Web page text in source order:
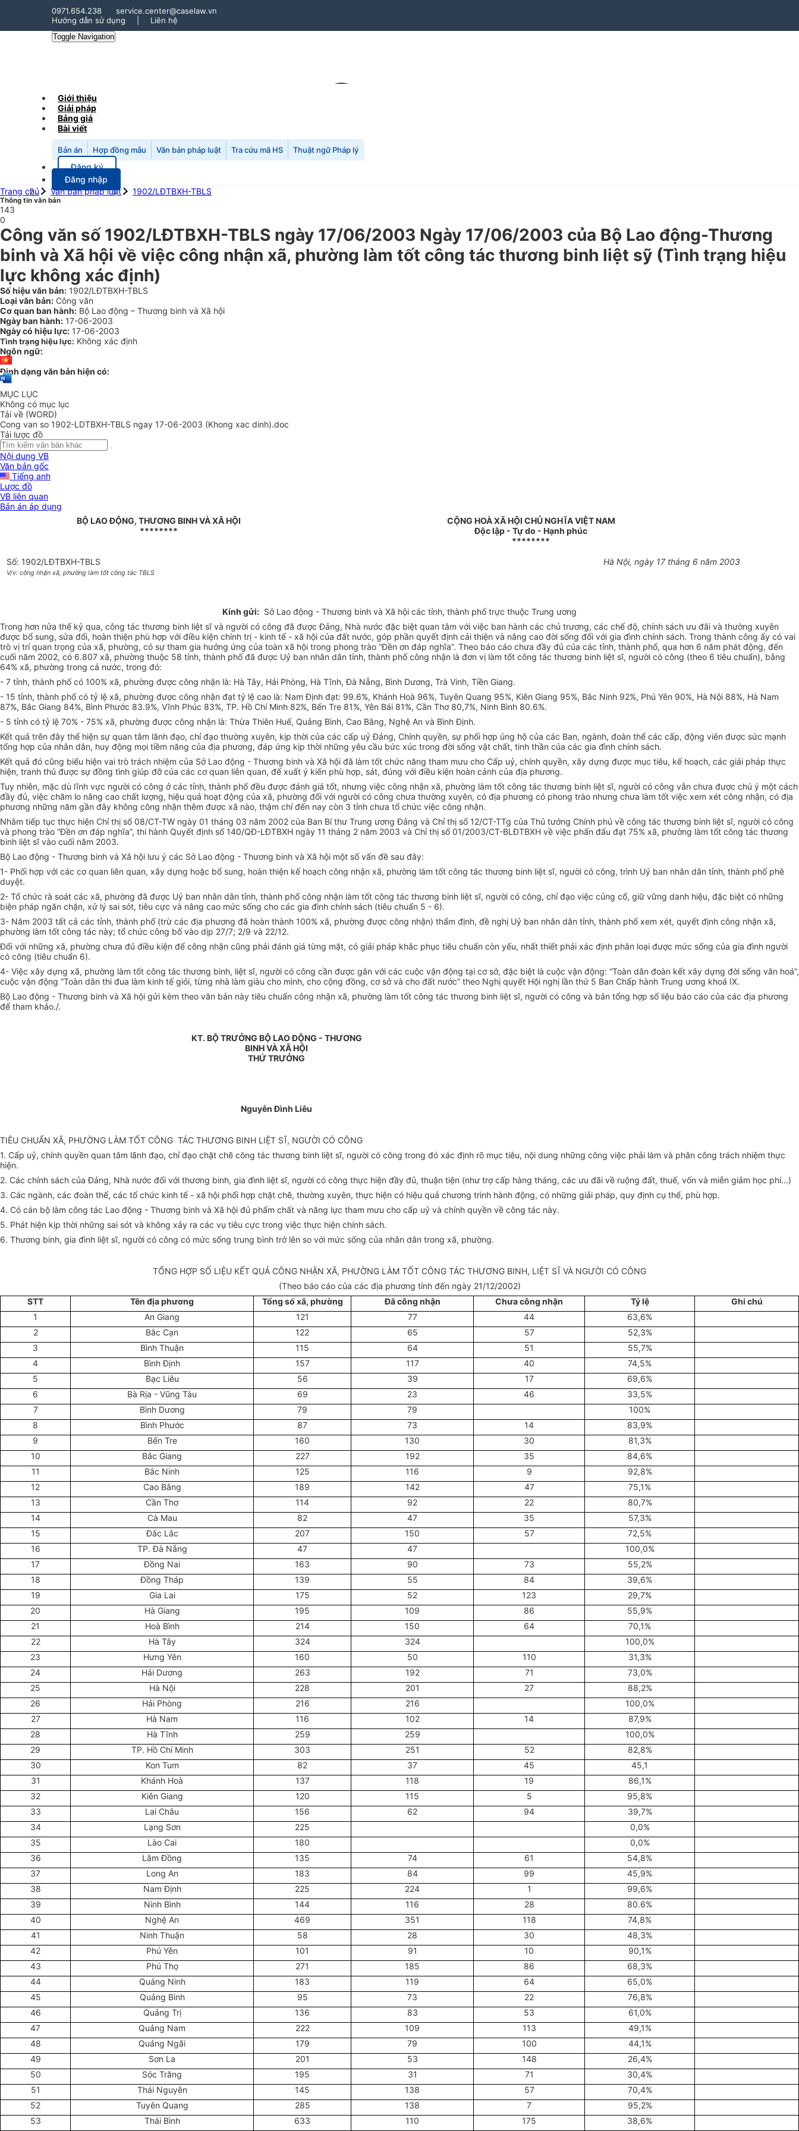
0971.654.238
service.center@caselaw.vn
Hướng dẫn sử dụng
Liên hệ
Toggle Navigation
Giới thiệu
Giải pháp
Bảng giá
Bài viết
Bản án Hợp đồng mẫu Văn bản pháp luật Tra cứu mã HS Thuật ngữ Pháp lý
Đăng ký
Đăng nhập
Trang chủ
Văn bản pháp luật 1902/LĐTBXH-TBLS
Thông tin văn bản
143
0
Công văn số 1902/LĐTBXH-TBLS ngày 17/06/2003 Ngày 17/06/2003 của Bộ Lao động-Thương
binh và Xã hội về việc công nhận xã, phường làm tốt công tác thương binh liệt sỹ (Tình trạng hiệu
lực không xác định)
Số hiệu văn bản: 1902/LĐTBXH-TBLS
Loại văn bản: Công văn
Cơ quan ban hành: Bộ Lao động – Thương binh và Xã hội
Ngày ban hành: 17-06-2003
Ngày có hiệu lực: 17-06-2003
Tình trạng hiệu lực: Không xác định
Ngôn ngữ:
Định dạng văn bản hiện có:
MỤC LỤC
Không có mục lục
Tải về (WORD)
Cong van so 1902-LDTBXH-TBLS ngay 17-06-2003 (Khong xac dinh).doc
Tải lược đồ
Nội dung VB
Văn bản gốc
Tiếng anh
Lược đồ
VB liên quan
Bản án áp dụng
BỘ LAO ĐỘNG, THƯƠNG BINH VÀ XÃ HỘI
********
CỘNG HOÀ XÃ HỘI CHỦ NGHĨA VIỆT NAM
Độc lập - Tự do - Hạnh phúc
********
Số: 1902/LĐTBXH-TBLS
V/v: công nhận xã, phường làm tốt công tác TBLS
Hà Nội, ngày 17 tháng 6 năm 2003
Kính gửi: Sở Lao động - Thương binh và Xã hội các tỉnh, thành phố trực thuộc Trung ương
Trong hơn nửa thế kỷ qua, công tác thương binh liệt sĩ và người có công đã được Đảng, Nhà nước đặc biệt quan tâm với việc ban hành các chủ trương, các chế độ, chính sách ưu đãi và thường xuyên
được bổ sung, sửa đổi, hoàn thiện phù hợp với điều kiện chính trị - kinh tế - xã hội của đất nước, góp phần quyết định cải thiện và nâng cao đời sống đối với gia đình chính sách. Trong thành công ấy có vai
trò vị trí quan trọng của xã, phường, có sự tham gia hưởng ứng của toàn xã hội trong phong trào “Đền ơn đáp nghĩa”. Theo báo cáo chưa đầy đủ của các tỉnh, thành phố, qua hơn 6 năm phát động, đến
cuối năm 2002, có 6.807 xã, phường thuộc 58 tỉnh, thành phố đã được Uỷ ban nhân dân tỉnh, thành phố công nhận là đơn vị làm tốt công tác thương binh liệt sĩ, người có công (theo 6 tiêu chuẩn), bằng
64% xã, phường trong cả nước, trong đó:
- 7 tỉnh, thành phố có 100% xã, phường được công nhận là: Hà Tây, Hải Phòng, Hà Tĩnh, Đà Nẵng, Bình Dương, Trà Vinh, Tiền Giang.
- 15 tỉnh, thành phố có tỷ lệ xã, phường được công nhận đạt tỷ lệ cao là: Nam Định đạt: 99.6%, Khánh Hoà 96%, Tuyên Quang 95%, Kiên Giang 95%, Bắc Ninh 92%, Phú Yên 90%, Hà Nội 88%, Hà Nam
87%, Bắc Giang 84%, Bình Phước 83.9%, Vĩnh Phúc 83%, TP. Hồ Chí Minh 82%, Bến Tre 81%, Yên Bái 81%, Cần Thơ 80,7%, Ninh Bình 80.6%.
- 5 tỉnh có tỷ lệ 70% - 75% xã, phường được công nhận là: Thừa Thiên Huế, Quảng Bình, Cao Bằng, Nghệ An và Bình Định.
Kết quả trên đây thể hiện sự quan tâm lãnh đạo, chỉ đạo thường xuyên, kịp thời của các cấp uỷ Đảng, Chính quyền, sự phối hợp ủng hộ của các Ban, ngành, đoàn thể các cấp, động viên được sức mạnh
tổng hợp của nhân dân, huy động mọi tiềm năng của địa phương, đáp ứng kịp thời những yêu cầu bức xúc trong đời sống vật chất, tinh thần của các gia đình chính sách.
Kết quả đó cũng biểu hiện vai trò trách nhiệm của Sở Lao động - Thương binh và Xã hội đã làm tốt chức năng tham mưu cho Cấp uỷ, chính quyền, xây dựng được mục tiêu, kế hoạch, các giải pháp thực
hiện, tranh thủ được sự đồng tình giúp đỡ của các cơ quan liên quan, để xuất ý kiến phù hợp, sát, đúng với điều kiện hoàn cảnh của địa phương.
Tuy nhiên, mặc dù lĩnh vực người có công ở các tỉnh, thành phố đều được đánh giá tốt, nhưng việc công nhận xã, phường làm tốt công tác thương binh liệt sĩ, người có công vẫn chưa được chú ý một cách
đầy đủ, việc chăm lo nâng cao chất lượng, hiệu quả hoạt động của xã, phường đối với người có công chưa thường xuyên, có địa phương có phong trào nhưng chưa làm tốt việc xem xét công nhận, có địa
phương những năm gần đây không công nhận thêm được xã nào, thậm chí đến nay còn 3 tỉnh chưa tổ chức việc công nhận.
Nhằm tiếp tục thực hiện Chỉ thị số 08/CT-TW ngày 01 tháng 03 năm 2002 của Ban Bí thư Trung ương Đảng và Chỉ thị số 12/CT-TTg của Thủ tướng Chính phủ về công tác thương binh liệt sĩ, người có công
và phong trào “Đền ơn đáp nghĩa”, thi hành Quyết định số 140/QĐ-LĐTBXH ngày 11 tháng 2 năm 2003 và Chỉ thị số 01/2003/CT-BLĐTBXH về việc phấn đấu đạt 75% xã, phường làm tốt công tác thương
binh liệt sĩ vào cuối năm 2003.
Bộ Lao động - Thương binh và Xã hội lưu ý các Sở Lao động - Thương binh và Xã hội một số vấn đề sau đây:
1- Phối hợp với các cơ quan liên quan, xây dựng hoặc bổ sung, hoàn thiện kế hoạch công nhận xã, phường làm tốt công tác thương binh liệt sĩ, người có công, trình Uỷ ban nhân dân tỉnh, thành phố phê
duyệt.
2- Tổ chức rà soát các xã, phường đã được Uỷ ban nhân dân tỉnh, thành phố công nhận làm tốt công tác thương binh liệt sĩ, người có công, chỉ đạo việc củng cố, giữ vững danh hiệu, đặc biệt có những
biện pháp ngăn chặn, xử lý sai sót, tiêu cực và nâng cao mức sống cho các gia đình chính sách (tiêu chuẩn 5 - 6).
3- Năm 2003 tất cả các tỉnh, thành phố (trừ các địa phương đã hoàn thành 100% xã, phường được công nhận) thẩm định, đề nghị Uỷ ban nhân dân tỉnh, thành phố xem xét, quyết định công nhận xã,
phường làm tốt công tác này; tổ chức công bố vào dịp 27/7; 2/9 và 22/12.
Đối với những xã, phường chưa đủ điều kiện để công nhận cũng phải đánh giá từng mặt, có giải pháp khắc phục tiêu chuẩn còn yếu, nhất thiết phải xác định phân loại được mức sống của gia đình người
có công (tiêu chuẩn 6).
4- Việc xây dựng xã, phường làm tốt công tác thương binh, liệt sĩ, người có công cần được gắn với các cuộc vận động tại cơ sở, đặc biệt là cuộc vận động: “Toàn dân đoàn kết xây dựng đời sống văn hoá”,
cuộc vận động “Toàn dân thi đua làm kinh tế giỏi, từng nhà làm giàu cho mình, cho cộng đồng, cơ sở và cho đất nước” theo Nghị quyết Hội nghị lần thứ 5 Ban Chấp hành Trung ương khoá IX.
Bộ Lao động - Thương binh và Xã hội gửi kèm theo văn bản này tiêu chuẩn công nhận xã, phường làm tốt công tác thương binh liệt sĩ, người có công và bản tổng hợp số liệu báo cáo của các địa phương
để tham khảo./.
KT. BỘ TRƯỞNG BỘ LAO ĐỘNG - THƯƠNG
BINH VÀ XÃ HỘI
THỨ TRƯỞNG
Nguyễn Đình Liêu
TIÊU CHUẨN XÃ, PHƯỜNG LÀM TỐT CÔNG TÁC THƯƠNG BINH LIỆT SĨ, NGƯỜI CÓ CÔNG
1. Cấp uỷ, chính quyền quan tâm lãnh đạo, chỉ đạo chặt chẽ công tác thương binh liệt sĩ, người có công trong đó xác định rõ mục tiêu, nội dung những công việc phải làm và phân công trách nhiệm thực
hiện.
2. Các chính sách của Đảng, Nhà nước đối với thương binh, gia đình liệt sĩ, người có công thực hiện đầy đủ, thuận tiện (như trợ cấp hàng tháng, các ưu đãi về ruộng đất, thuế, vốn và miễn giảm học phí...)
3. Các ngành, các đoàn thể, các tổ chức kinh tế - xã hội phối hợp chặt chẽ, thường xuyên, thực hiện có hiệu quả chương trình hành động, có những giải pháp, quy định cụ thể, phù hợp.
4. Có cán bộ làm công tác Lao động - Thương binh và Xã hội đủ phẩm chất và năng lực tham mưu cho cấp uỷ và chính quyền về công tác này.
5. Phát hiện kịp thời những sai sót và không xảy ra các vụ tiêu cực trong việc thực hiện chính sách.
6. Thương binh, gia đình liệt sĩ, người có công có mức sống trung bình trở lên so với mức sống của nhân dân trong xã, phường.
TỔNG HỢP SỐ LIỆU KẾT QUẢ CÔNG NHẬN XÃ, PHƯỜNG LÀM TỐT CÔNG TÁC THƯƠNG BINH, LIỆT SĨ VÀ NGƯỜI CÓ CÔNG
(Theo báo cáo của các địa phương tính đến ngày 21/12/2002)
STT
Tên địa phương Tổng số xã, phường Đã công nhận Chưa công nhận Tỷ lệ
Ghi chú
1
An Giang 121 77 44
63,6%
2
Bắc Cạn 122 65 57
52,3%
3
Bình Thuận 115 64 51
55,7%
4
Bình Định 157 117 40
74,5%
5
Bạc Liêu 56 39 17
69,6%
6
Bà Rịa - Vũng Tàu 69 23 46
33,5%
7
Bình Dương 79 79
100%
8
Bình Phước 87 73 14
83,9%
9
Bến Tre 160 130 30
81,3%
10
Bắc Giang 227 192 35
84,6%
11
Bắc Ninh 125 116 9
92,8%
12
Cao Bằng 189 142 47
75,1%
13
Cần Thơ 114 92 22
80,7%
14
Cà Mau 82 47 35
57,3%
15
Đắc Lắc 207 150 57
72,5%
16
TP. Đà Nẵng 47 47
100,0%
17
Đồng Nai 163 90 73
55,2%
18
Đồng Tháp 139 55 84
39,6%
19
Gia Lai 175 52 123
29,7%
20
Hà Giang 195 109 86
55,9%
21
Hoà Bình 214 150 64
70,1%
22
Hà Tây 324 324
100,0%
23
Hưng Yên 160 50 110
31,3%
24
Hải Dương 263 192 71
73,0%
25
Hà Nội 228 201 27
88,2%
26
Hải Phòng 216 216
100,0%
27
Hà Nam 116 102 14
87,9%
28
Hà Tĩnh 259 259
100,0%
29
TP. Hồ Chí Minh 303 251 52
82,8%
30
Kon Tum 82 37 45
45,1
31
Khánh Hoà 137 118 19
86,1%
32
Kiên Giang 120 115 5
95,8%
33
Lai Châu 156 62 94
39,7%
34
Lạng Sơn 225
0,0%
35
Lào Cai 180
0,0%
36
Lâm Đồng 135 74 61
54,8%
37
Long An 183 84 99
45,9%
38
Nam Định 225 224 1
99,6%
39
Ninh Bình 144 116 28
80.6%
40
Nghệ An 469 351 118
74,8%
41
Ninh Thuận 58 28 30
48,3%
42
Phú Yên 101 91 10
90,1%
43
Phú Thọ 271 185 86
68,3%
44
Quảng Ninh 183 119 64
65,0%
45
Quảng Bình 95 73 22
76,8%
46
Quảng Trị 136 83 53
61,0%
47
Quảng Nam 222 109 113
49,1%
48
Quảng Ngãi 179 79 100
44,1%
49
Sơn La 201 53 148
26,4%
50
Sóc Trăng 195 31 71
30,4%
51
Thái Nguyên 145 138 57
70,4%
52
Tuyên Quang 285 138 7
95,2%
53
Thái Bình 633 110 175 38,6%